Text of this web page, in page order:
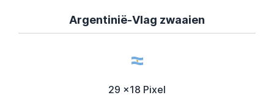
Argentinië-Vlag zwaaien
29 x18 Pixel